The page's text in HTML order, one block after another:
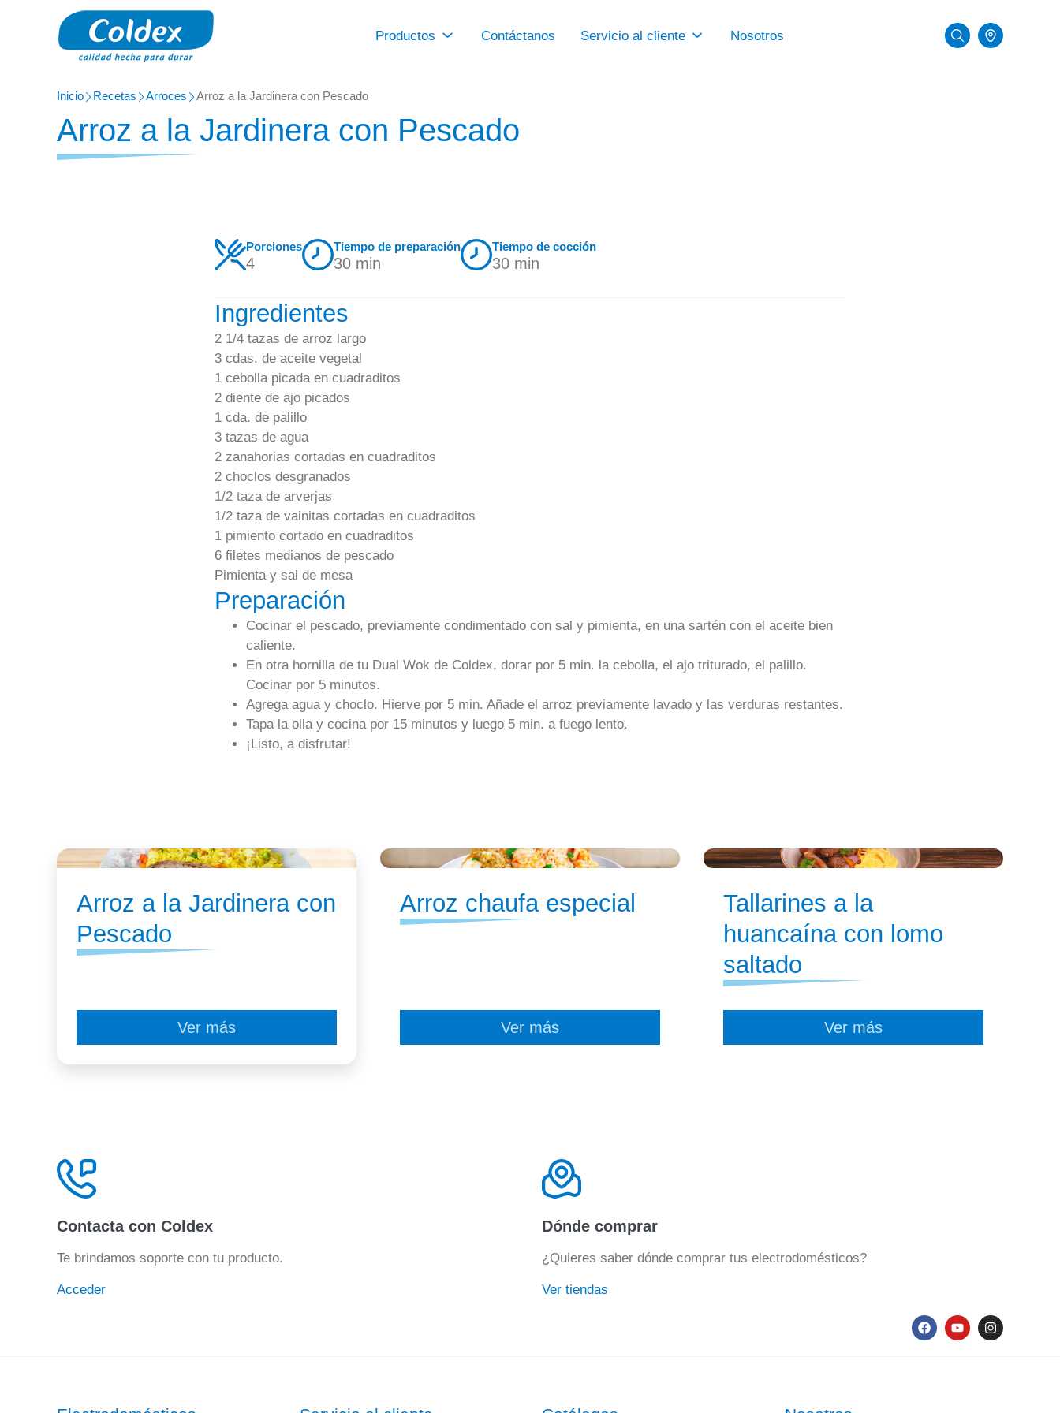
Productos Contáctanos Servicio al cliente Nosotros
Inicio Recetas Arroces Arroz a la Jardinera con Pescado
Arroz a la Jardinera con Pescado
Porciones
4
Tiempo de preparación
30 min
Tiempo de cocción
30 min
Ingredientes
2 1/4 tazas de arroz largo
3 cdas. de aceite vegetal
1 cebolla picada en cuadraditos
2 diente de ajo picados
1 cda. de palillo
3 tazas de agua
2 zanahorias cortadas en cuadraditos
2 choclos desgranados
1/2 taza de arverjas
1/2 taza de vainitas cortadas en cuadraditos
1 pimiento cortado en cuadraditos
6 filetes medianos de pescado
Pimienta y sal de mesa
Preparación
Cocinar el pescado, previamente condimentado con sal y pimienta, en una sartén con el aceite bien
caliente.
En otra hornilla de tu Dual Wok de Coldex, dorar por 5 min. la cebolla, el ajo triturado, el palillo.
Cocinar por 5 minutos.
Agrega agua y choclo. Hierve por 5 min. Añade el arroz previamente lavado y las verduras restantes.
Tapa la olla y cocina por 15 minutos y luego 5 min. a fuego lento.
¡Listo, a disfrutar!
Arroz a la Jardinera con
Pescado
Ver más
Arroz chaufa especial
Ver más
Tallarines a la
huancaína con lomo
saltado
Ver más
Contacta con Coldex
Te brindamos soporte con tu producto.
Acceder
Dónde comprar
¿Quieres saber dónde comprar tus electrodomésticos?
Ver tiendas